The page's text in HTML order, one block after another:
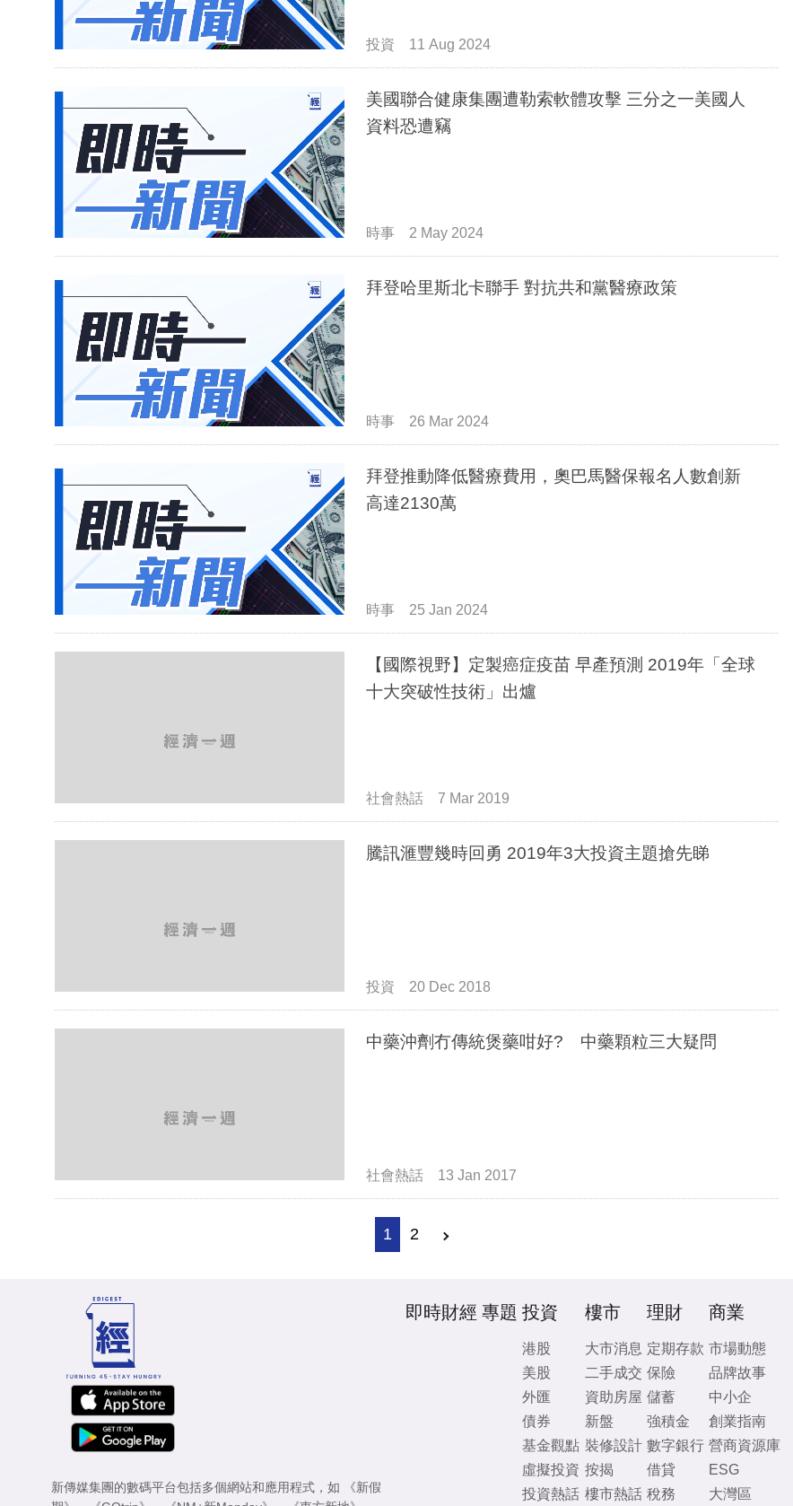
投資 11 Aug 2024
美國聯合健康集團遭勒索軟體攻擊 三分之一美國人
資料恐遭竊
時事 2 May 2024
拜登哈里斯北卡聯手 對抗共和黨醫療政策
時事 26 Mar 2024
拜登推動降低醫療費用，奧巴馬醫保報名人數創新
高達2130萬
時事 25 Jan 2024
【國際視野】定製癌症疫苗 早產預測 2019年「全球
十大突破性技術」出爐
社會熱話 7 Mar 2019
騰訊滙豐幾時回勇 2019年3大投資主題搶先睇
投資 20 Dec 2018
中藥沖劑冇傳統煲藥咁好? 中藥顆粒三大疑問
社會熱話 13 Jan 2017
1 2
新傳媒集團的數碼平台包括多個網站和應用程式，如
《新假
即時財經 專題 投資
港股
美股
外匯
債券
基金觀點
虛擬投資
投資熱話
樓市
大市消息
二手成交
資助房屋
新盤
裝修設計
按揭
樓市熱話
理財
定期存款
保險
儲蓄
強積金
數字銀行
借貸
稅務
商業
市場動態
品牌故事
中小企
創業指南
營商資源庫
ESG
大灣區